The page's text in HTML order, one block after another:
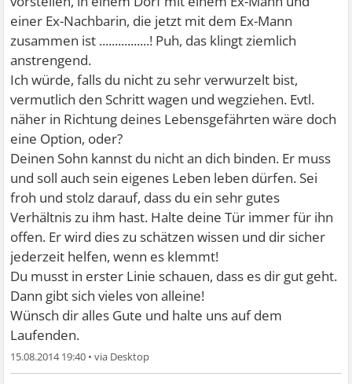
einer Ex-Nachbarin, die jetzt mit dem Ex-Mann
zusammen ist ................! Puh, das klingt ziemlich
anstrengend.
Ich würde, falls du nicht zu sehr verwurzelt bist,
vermutlich den Schritt wagen und wegziehen. Evtl.
näher in Richtung deines Lebensgefährten wäre doch
eine Option, oder?
Deinen Sohn kannst du nicht an dich binden. Er muss
und soll auch sein eigenes Leben leben dürfen. Sei
froh und stolz darauf, dass du ein sehr gutes
Verhältnis zu ihm hast. Halte deine Tür immer für ihn
offen. Er wird dies zu schätzen wissen und dir sicher
jederzeit helfen, wenn es klemmt!
Du musst in erster Linie schauen, dass es dir gut geht.
Dann gibt sich vieles von alleine!
Wünsch dir alles Gute und halte uns auf dem
Laufenden.
15.08.2014 19:40 •